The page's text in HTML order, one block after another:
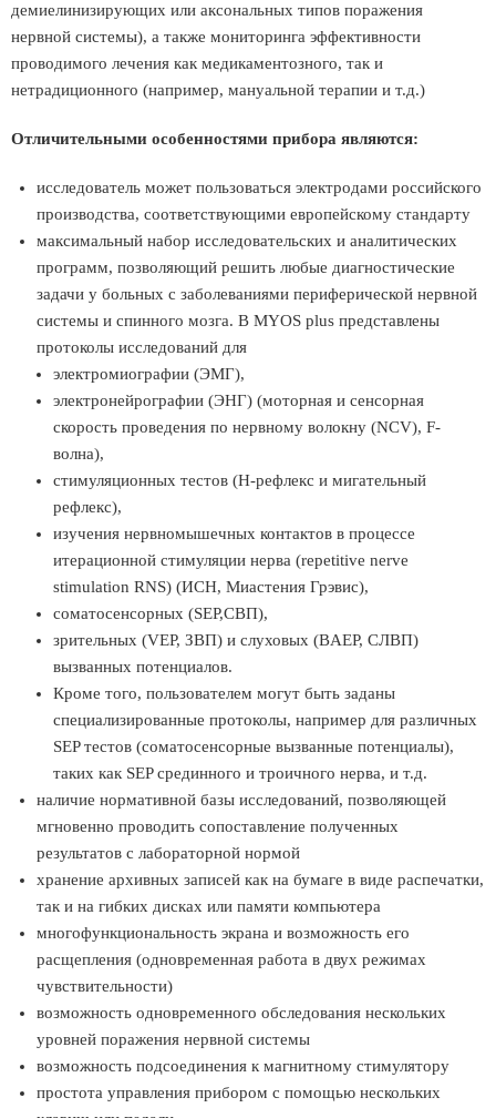
демиелинизирующих или аксональных типов поражения
нервной системы), а также мониторинга эффективности
проводимого лечения как медикаментозного, так и
нетрадиционного (например, мануальной терапии и т.д.)
Отличительными особенностями прибора являются:
исследователь может пользоваться электродами российского
производства, соответствующими европейскому стандарту
максимальный набор исследовательских и аналитических
программ, позволяющий решить любые диагностические
задачи у больных с заболеваниями периферической нервной
системы и спинного мозга. В MYOS plus представлены
протоколы исследований для
электромиографии (ЭМГ),
электронейрографии (ЭНГ) (моторная и сенсорная
скорость проведения по нервному волокну (NCV), F-
волна),
стимуляционных тестов (H-рефлекс и мигательный
рефлекс),
изучения нервномышечных контактов в процессе
итерационной стимуляции нерва (repetitive nerve
stimulation RNS) (ИСН, Миастения Грэвис),
соматосенсорных (SEP,СВП),
зрительных (VEP, ЗВП) и слуховых (BAEP, СЛВП)
вызванных потенциалов.
Кроме того, пользователем могут быть заданы
специализированные протоколы, например для различных
SEP тестов (соматосенсорные вызванные потенциалы),
таких как SEP срединного и троичного нерва, и т.д.
наличие нормативной базы исследований, позволяющей
мгновенно проводить сопоставление полученных
результатов с лабораторной нормой
хранение архивных записей как на бумаге в виде распечатки,
так и на гибких дисках или памяти компьютера
многофункциональность экрана и возможность его
расщепления (одновременная работа в двух режимах
чувствительности)
возможность одновременного обследования нескольких
уровней поражения нервной системы
возможность подсоединения к магнитному стимулятору
простота управления прибором с помощью нескольких